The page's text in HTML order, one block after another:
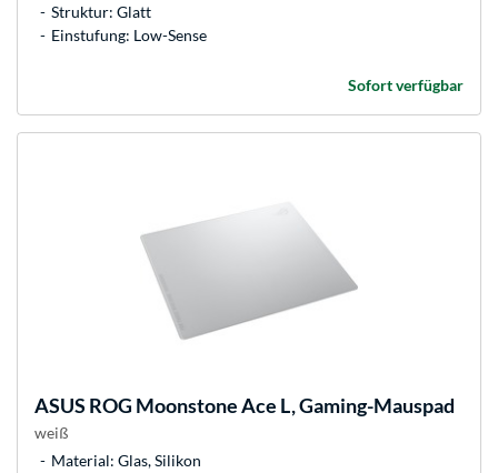
Struktur: Glatt
Einstufung: Low-Sense
Sofort verfügbar
ASUS ROG Moonstone Ace L, Gaming-Mauspad
weiß
Material: Glas, Silikon